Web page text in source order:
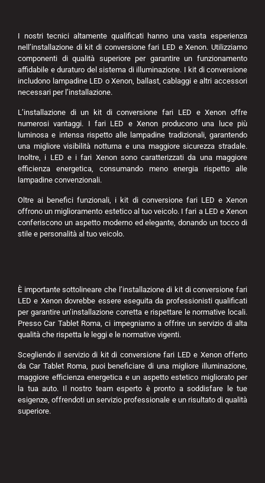
I nostri tecnici altamente qualificati hanno una vasta esperienza
nell’installazione di kit di conversione fari LED e Xenon. Utilizziamo
componenti di qualità superiore per garantire un funzionamento
affidabile e duraturo del sistema di illuminazione. I kit di conversione
includono lampadine LED o Xenon, ballast, cablaggi e altri accessori
necessari per l’installazione.
L’installazione di un kit di conversione fari LED e Xenon offre
numerosi vantaggi. I fari LED e Xenon producono una luce più
luminosa e intensa rispetto alle lampadine tradizionali, garantendo
una migliore visibilità notturna e una maggiore sicurezza stradale.
Inoltre, i LED e i fari Xenon sono caratterizzati da una maggiore
efficienza energetica, consumando meno energia rispetto alle
lampadine convenzionali.
Oltre ai benefici funzionali, i kit di conversione fari LED e Xenon
offrono un miglioramento estetico al tuo veicolo. I fari a LED e Xenon
conferiscono un aspetto moderno ed elegante, donando un tocco di
stile e personalità al tuo veicolo.
È importante sottolineare che l’installazione di kit di conversione fari
LED e Xenon dovrebbe essere eseguita da professionisti qualificati
per garantire un’installazione corretta e rispettare le normative locali.
Presso Car Tablet Roma, ci impegniamo a offrire un servizio di alta
qualità che rispetta le leggi e le normative vigenti.
Scegliendo il servizio di kit di conversione fari LED e Xenon offerto
da Car Tablet Roma, puoi beneficiare di una migliore illuminazione,
maggiore efficienza energetica e un aspetto estetico migliorato per
la tua auto. Il nostro team esperto è pronto a soddisfare le tue
esigenze, offrendoti un servizio professionale e un risultato di qualità
superiore.